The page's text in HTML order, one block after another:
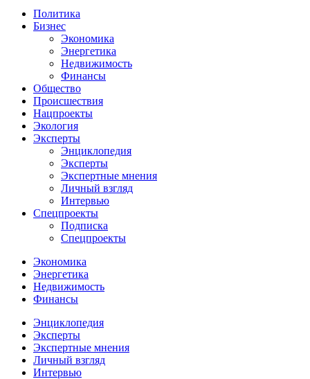
Политика
Бизнес
Экономика
Энергетика
Недвижимость
Финансы
Общество
Происшествия
Нацпроекты
Экология
Эксперты
Энциклопедия
Эксперты
Экспертные мнения
Личный взгляд
Интервью
Спецпроекты
Подписка
Спецпроекты
Экономика
Энергетика
Недвижимость
Финансы
Энциклопедия
Эксперты
Экспертные мнения
Личный взгляд
Интервью